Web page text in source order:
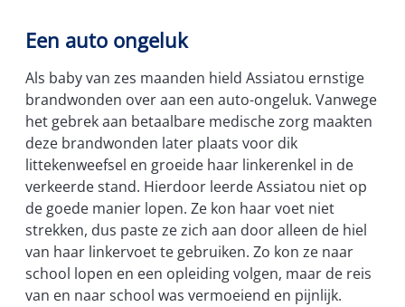
Een auto ongeluk
Als baby van zes maanden hield Assiatou ernstige
brandwonden over aan een auto-ongeluk. Vanwege
het gebrek aan betaalbare medische zorg maakten
deze brandwonden later plaats voor dik
littekenweefsel en groeide haar linkerenkel in de
verkeerde stand. Hierdoor leerde Assiatou niet op
de goede manier lopen. Ze kon haar voet niet
strekken, dus paste ze zich aan door alleen de hiel
van haar linkervoet te gebruiken. Zo kon ze naar
school lopen en een opleiding volgen, maar de reis
van en naar school was vermoeiend en pijnlijk.